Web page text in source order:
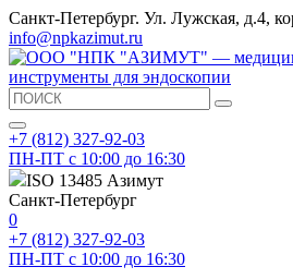
Санкт-Петербург. Ул. Лужская, д.4,
info@npkazimut.ru
+7 (812) 327-92-03
ПН-ПТ с 10:00 до 16:30
ISO 13485 Азимут
Санкт-Петербург
0
+7 (812) 327-92-03
ПН-ПТ с 10:00 до 16:30